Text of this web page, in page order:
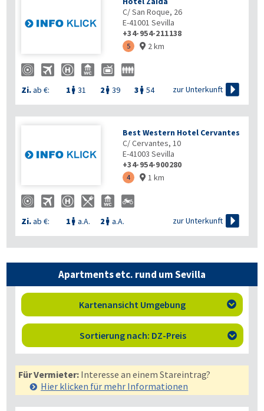
C/ San Roque, 26
E-41001 Sevilla
+34-954-211138
5  2 km
Zi.ab €: 1  31 2  39 3  54 zur Unterkunft 
Best Western Hotel Cervantes
C/ Cervantes, 10
E-41003 Sevilla
+34-954-900280
4  1 km
Zi.ab €: 1  a.A. 2  a.A. zur Unterkunft 
Apartments etc. rund um Sevilla
Kartenansicht Umgebung 
Sortierung nach: DZ-Preis 
Für Vermieter: Interesse an einem Stareintrag?
Hier klicken für mehr Informationen